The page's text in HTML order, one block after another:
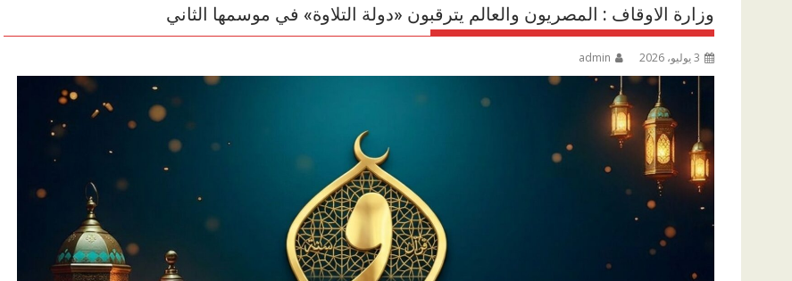
وزارة الاوقاف : المصريون والعالم يترقبون «دولة التلاوة» في موسمها الثاني
3 يوليو، 2026 admin